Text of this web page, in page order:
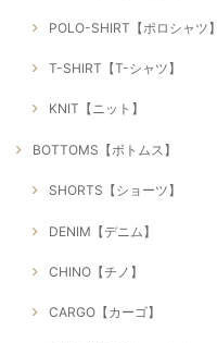
POLO-SHIRT【ポロシャツ】
T-SHIRT【T-シャツ】
KNIT【ニット】
BOTTOMS【ボトムス】
SHORTS【ショーツ】
DENIM【デニム】
CHINO【チノ】
CARGO【カーゴ】